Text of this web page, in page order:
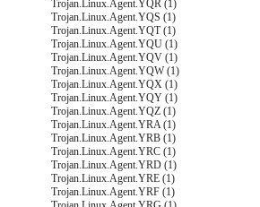
Trojan.Linux.Agent.YQR (1)
Trojan.Linux.Agent.YQS (1)
Trojan.Linux.Agent.YQT (1)
Trojan.Linux.Agent.YQU (1)
Trojan.Linux.Agent.YQV (1)
Trojan.Linux.Agent.YQW (1)
Trojan.Linux.Agent.YQX (1)
Trojan.Linux.Agent.YQY (1)
Trojan.Linux.Agent.YQZ (1)
Trojan.Linux.Agent.YRA (1)
Trojan.Linux.Agent.YRB (1)
Trojan.Linux.Agent.YRC (1)
Trojan.Linux.Agent.YRD (1)
Trojan.Linux.Agent.YRE (1)
Trojan.Linux.Agent.YRF (1)